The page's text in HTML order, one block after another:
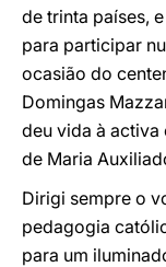
de trinta países,
para participar
ocasião do
Domingas
deu vida à
de Maria
Dirigi sempre o
pedagogia
para um